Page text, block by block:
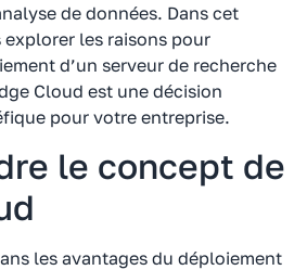
de données. Dans cet
les raisons pour
d’un serveur de recherche
Cloud est une décision
pour votre entreprise.
le concept de
les avantages du déploiement